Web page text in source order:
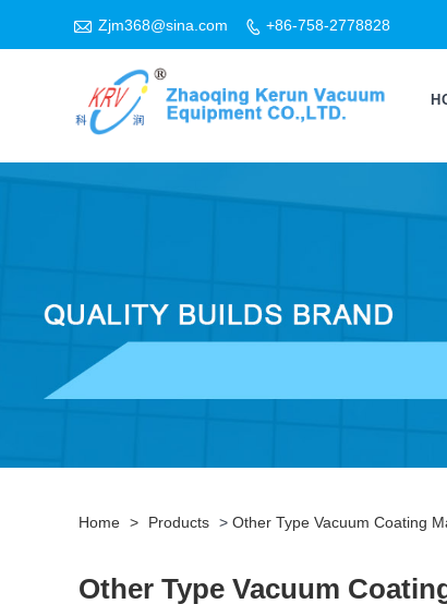
 Zjm368@sina.com  +86-758-2778828
Home > Products > Other Type Vacuum Coating
Other Type Vacuum